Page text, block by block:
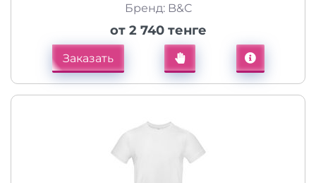
Бренд: B&C
от 2 740 тенге
Заказать